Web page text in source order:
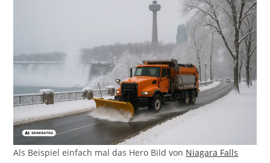
Als Beispiel einfach mal das Hero Bild von Niagara Falls